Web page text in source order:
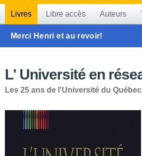
Livres Libre accès Auteurs
Merci Henri et au revoir!
L' Université en
Les 25 ans de l'Université du Québec